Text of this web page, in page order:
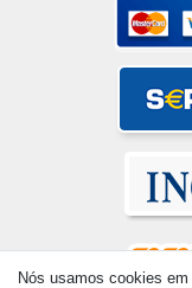
Nós usamos cookies